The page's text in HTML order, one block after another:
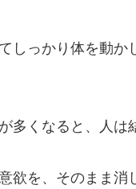
しっかり体を動
多くなると、人は
欲を、そのまま消